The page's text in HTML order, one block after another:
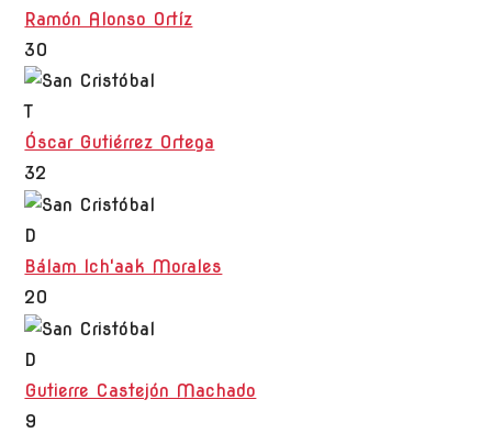
Ramón Alonso Ortíz
30
T
Óscar Gutiérrez Ortega
32
D
Bálam Ich'aak Morales
20
D
Gutierre Castejón Machado
9